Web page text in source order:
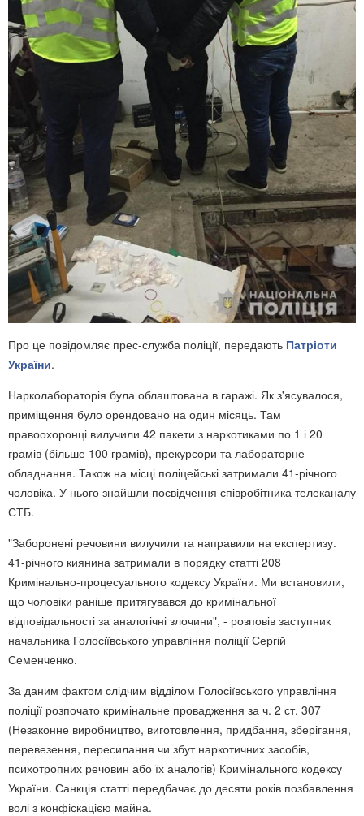
Про це повідомляє прес-служба поліції, передають Патріоти
України.
Нарколабораторія була облаштована в гаражі. Як з'ясувалося,
приміщення було орендовано на один місяць. Там
правоохоронці вилучили 42 пакети з наркотиками по 1 і 20
грамів (більше 100 грамів), прекурсори та лабораторне
обладнання. Також на місці поліцейські затримали 41-річного
чоловіка. У нього знайшли посвідчення співробітника телеканалу
СТБ.
"Заборонені речовини вилучили та направили на експертизу.
41-річного киянина затримали в порядку статті 208
Кримінально-процесуального кодексу України. Ми встановили,
що чоловіки раніше притягувався до кримінальної
відповідальності за аналогічні злочини", - розповів заступник
начальника Голосіївського управління поліції Сергій
Семенченко.
За даним фактом слідчим відділом Голосіївського управління
поліції розпочато кримінальне провадження за ч. 2 ст. 307
(Незаконне виробництво, виготовлення, придбання, зберігання,
перевезення, пересилання чи збут наркотичних засобів,
психотропних речовин або їх аналогів) Кримінального кодексу
України. Санкція статті передбачає до десяти років позбавлення
волі з конфіскацією майна.